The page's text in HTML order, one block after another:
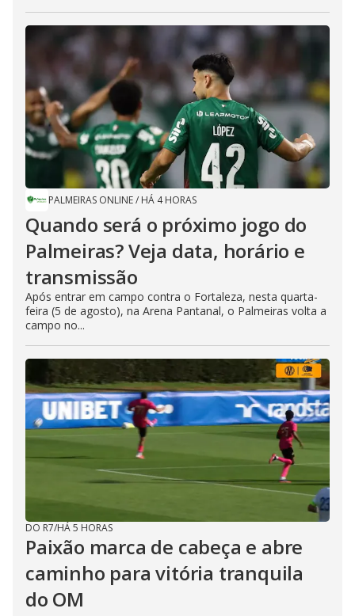
PALMEIRAS ONLINE/ HÁ 4 HORAS
Quando será o próximo jogo do
Palmeiras? Veja data, horário e
transmissão
Após entrar em campo contra o Fortaleza, nesta quarta-
feira (5 de agosto), na Arena Pantanal, o Palmeiras volta a
campo no...
DO R7/HÁ 5 HORAS
Paixão marca de cabeça e abre
caminho para vitória tranquila
do OM